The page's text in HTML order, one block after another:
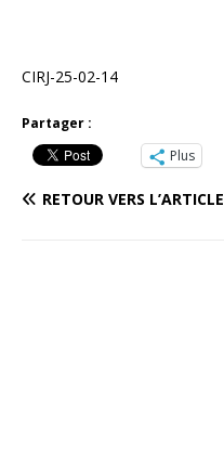
CIRJ-25-02-14
Partager :
Plus
RETOUR VERS L’ARTICLE